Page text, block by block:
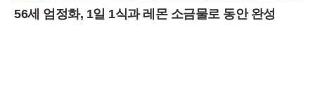
56세 엄정화, 1일 1식과 레몬 소금물로 동안 완성